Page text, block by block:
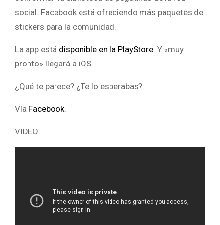
social. Facebook está ofreciendo más paquetes de
stickers para la comunidad.
La app está disponible en la PlayStore . Y «muy
pronto» llegará a iOS.
¿Qué te parece? ¿Te lo esperabas?
Vía Facebook
VIDEO: